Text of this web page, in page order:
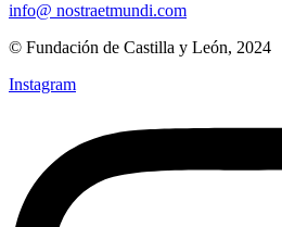
info@ nostraetmundi.com
© Fundación de Castilla y León, 2024
Instagram